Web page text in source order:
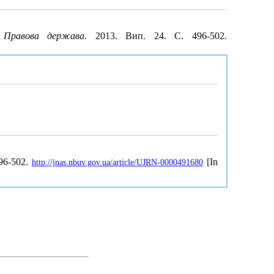
Правова держава. 2013. Вип. 24. С. 496-502.
502. http://jnas.nbuv.gov.ua/article/UJRN-0000491680[In